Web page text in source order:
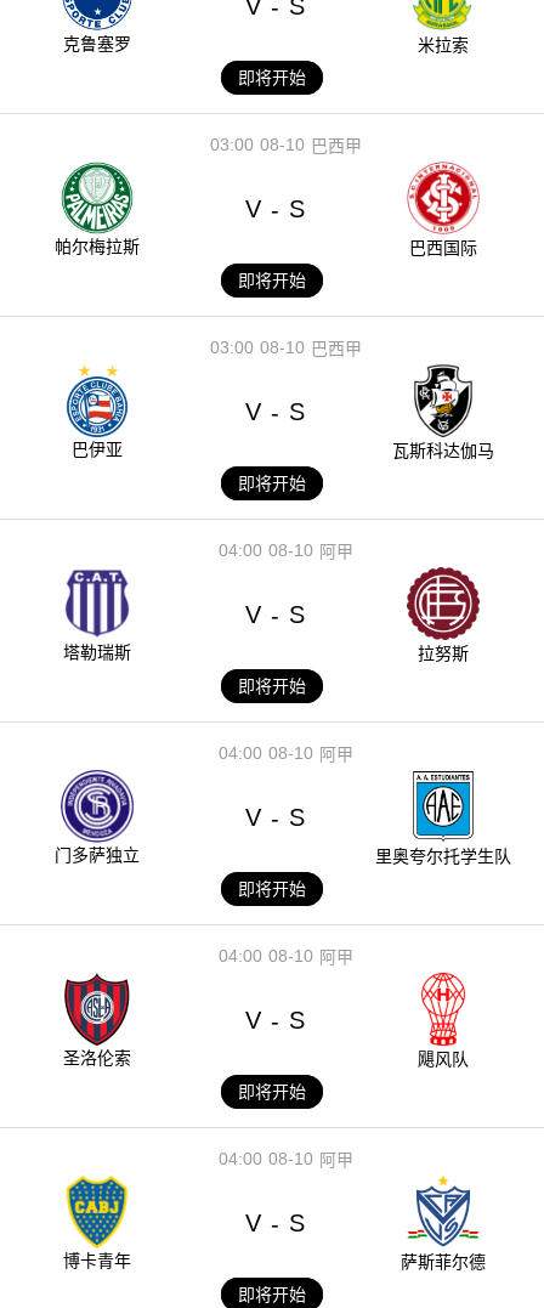
克鲁塞罗
V - S
米拉索
即将开始
08-10
03:00 巴西甲
帕尔梅拉斯
V - S
巴西国际
即将开始
08-10
03:00 巴西甲
巴伊亚
V - S
瓦斯科达伽马
即将开始
08-10
04:00 阿甲
塔勒瑞斯
V - S
拉努斯
即将开始
08-10
04:00 阿甲
门多萨独立
V - S
里奥夸尔托学生队
即将开始
08-10
04:00 阿甲
圣洛伦索
V - S
飓风队
即将开始
08-10
04:00 阿甲
博卡青年
V - S
萨斯菲尔德
即将开始